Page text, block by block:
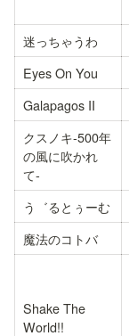
迷っちゃうわ
Eyes On You
Galapagos II
クスノキ-500年
の風に吹かれ
て-
う゛るとぅーむ
魔法のコトバ
Shake The
World!!